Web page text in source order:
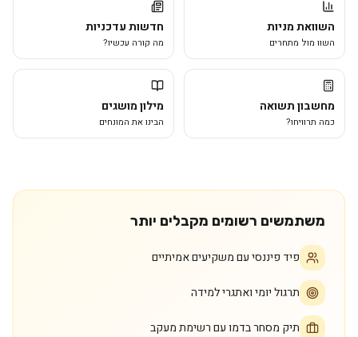
השוואת מניות
השוו מול מתחרים
חדשות עדכניות
מה קורה עכשיו?
מחשבון תשואה
כמה תרוויחו?
מילון מושגים
הבינו את המונחים
משתמשים רשומים מקבלים יותר
פיד פיננסי עם משקיעים אמיתיים
תרגול יומי ואתגרי למידה
תיק מסחר בדמו עם רשימת מעקב